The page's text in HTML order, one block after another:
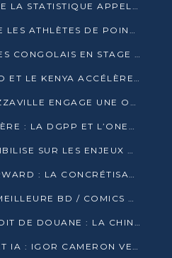
CEMAC : LES EXPERTS DE LA STATISTIQUE APPELLENT À RENFORCER LA SÉCURISATION DES DONNÉES
LA FÉCOTAE SENSIBILISE LES ATHLÈTES DE POINTE-NOIRE À L’HYGIÈNE ALIMENTA
SMIB 2026 : DIX ATHLÈTES CONGOLAIS EN STAGE AU KENYA
FONDS BLEU : LE CONGO ET LE KENYA ACCÉLÈRENT LA MOBILISATION DES FINANCEMENTS
DETTE PUBLIQUE : BRAZZAVILLE ENGAGE UNE OPÉRATION DE RACHAT DE 575 MILLIONS DE DOLLARS
GOUVERNANCE FINANCIÈRE : LA DGPP ET L’ONEC-C VERS UN PARTENARIAT POUR ASSAINIR LES ENTREPRISES PUBLIQUES
CONGO TERMINAL SENSIBILISE SUR LES ENJEUX DE LA SANTÉ MENTALE EN
LE SOMMET AFRICA FORWARD : LA CONCRÉTISATION DE PARTENARIATS ÉQUILIBRÉS ET TOURNÉS VERS L’AVENIR ENTRE LE CONTINENT AFRICAIN ET LA FRANCE
NEA ÉDITIONS SACRÉE MEILLEURE BD / COMICS D’AFRIQUE AU KENYA
(MULTIMÉDIA) ZÉRO DROIT DE DOUANE : LA CHINE ET L’AFRIQUE VERS UNE PROXIMITÉ SANS PRÉCÉDENT (PAPIER GÉNÉRAL)
LANGUES NATIONALES ET IA : IGOR CAMERON VEUT ARRIMER LA STRATÉGIE IA À LA LOI SUR LA RECHERCHE